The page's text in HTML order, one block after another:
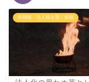
所得税・法人税を賢く節税